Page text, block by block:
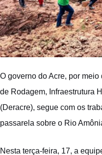
O governo do Acre, por
de Rodagem, Infraestrutura
(Deracre), segue com os
passarela sobre o Rio
Nesta terça-feira, 17, a